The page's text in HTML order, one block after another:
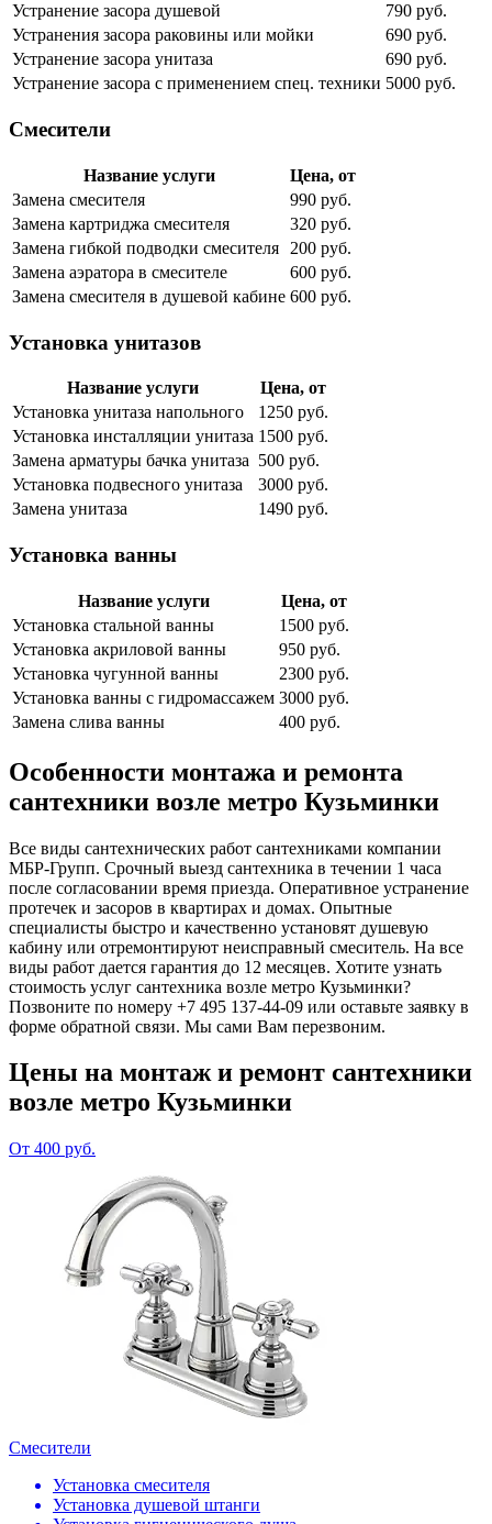
Устранение засора душевой
790 руб.
Устранения засора раковины или мойки
690 руб.
Устранение засора унитаза
690 руб.
Устранение засора с применением спец. техники 5000 руб.
Смесители
Название услуги
Цена, от
Замена смесителя
990 руб.
Замена картриджа смесителя
320 руб.
Замена гибкой подводки смесителя
200 руб.
Замена аэратора в смесителе
600 руб.
Замена смесителя в душевой кабине 600 руб.
Установка унитазов
Название услуги
Цена, от
Установка унитаза напольного
1250 руб.
Установка инсталляции унитаза 1500 руб.
Замена арматуры бачка унитаза 500 руб.
Установка подвесного унитаза
3000 руб.
Замена унитаза
1490 руб.
Установка ванны
Название услуги
Цена, от
Установка стальной ванны
1500 руб.
Установка акриловой ванны
950 руб.
Установка чугунной ванны
2300 руб.
Установка ванны с гидромассажем 3000 руб.
Замена слива ванны
400 руб.
Особенности монтажа и ремонта
сантехники возле метро Кузьминки
Все виды сантехнических работ сантехниками компании
МБР-Групп. Срочный выезд сантехника в течении 1 часа
после согласовании время приезда. Оперативное устранение
протечек и засоров в квартирах и домах. Опытные
специалисты быстро и качественно установят душевую
кабину или отремонтируют неисправный смеситель. На все
виды работ дается гарантия до 12 месяцев. Хотите узнать
стоимость услуг сантехника возле метро Кузьминки?
Позвоните по номеру +7 495 137-44-09 или оставьте заявку в
форме обратной связи. Мы сами Вам перезвоним.
Цены на монтаж и ремонт сантехники
возле метро Кузьминки
От 400 руб.
Смесители
Установка смесителя
Установка душевой штанги